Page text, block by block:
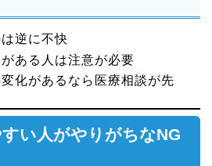
逆に不快
ある人は注意が必要
化があるなら医療相談が先
い人がやりがちなNG